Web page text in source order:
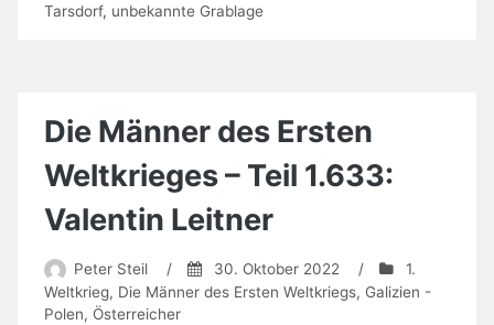
Tarsdorf, unbekannte Grablage
Die Männer des Ersten
Weltkrieges – Teil 1.633:
Valentin Leitner
Peter Steil / 30. Oktober 2022 /
1.
Weltkrieg, Die Männer des Ersten Weltkriegs, Galizien -
Polen, Österreicher